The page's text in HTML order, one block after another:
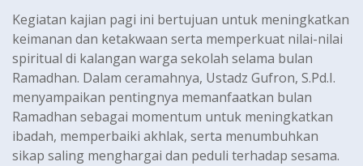
Kegiatan kajian pagi ini bertujuan untuk meningkatkan
keimanan dan ketakwaan serta memperkuat nilai-nilai
spiritual di kalangan warga sekolah selama bulan
Ramadhan. Dalam ceramahnya, Ustadz Gufron, S.Pd.I.
menyampaikan pentingnya memanfaatkan bulan
Ramadhan sebagai momentum untuk meningkatkan
ibadah, memperbaiki akhlak, serta menumbuhkan
sikap saling menghargai dan peduli terhadap sesama.